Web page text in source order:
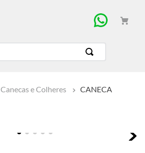
Canecas e Colheres
CANECA